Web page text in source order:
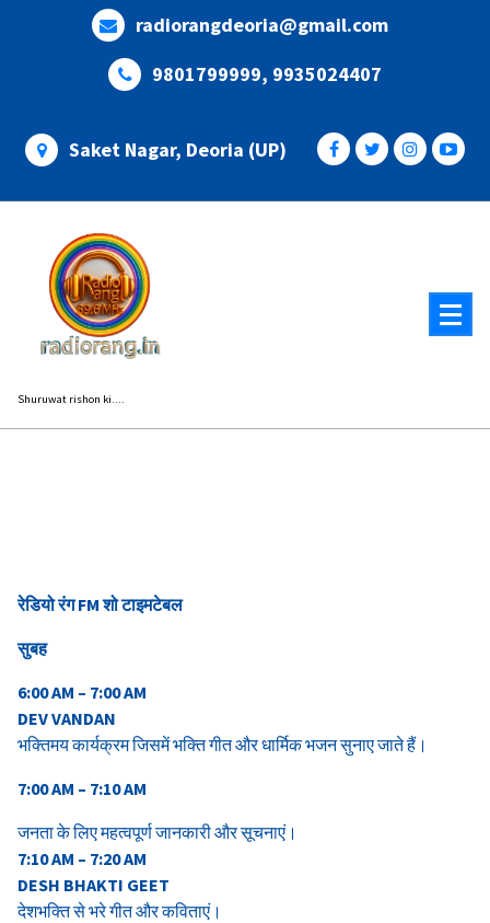
radiorangdeoria@gmail.com
9801799999, 9935024407
Saket Nagar, Deoria (UP)
Shuruwat rishon ki....
रेडियो रंगFMशो टाइमटेबल
सुबह
6:00 AM – 7:00 AM
DEV VANDAN
भक्तिमय कार्यक्रम जिसमें भक्ति गीत और धार्मिक भजन सुनाए जाते हैं।
7:00 AM – 7:10 AM
जनता के लिए महत्वपूर्ण जानकारी और सूचनाएं।
7:10 AM – 7:20 AM
DESH BHAKTI GEET
देशभक्ति से भरे गीत और कविताएं।